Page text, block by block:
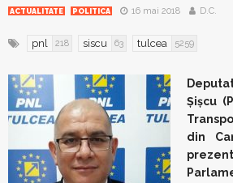
ACTUALITATE POLITICA 16 mai 2018 D.C.
pnl 218 siscu 63 tulcea 5259
Șișcu
din